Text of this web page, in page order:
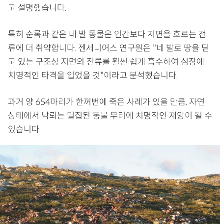
고 설명했습니다.
특히 순록과 같은 네 발 동물은 인간보다 지면을 흐르는 전
류에 더 취약합니다. 젠세니어스 연구원은 "네 발로 땅을 딛
고 있는 구조상 지면의 전류를 훨씬 쉽게 흡수하여 심장에
치명적인 타격을 입었을 것"이라고 분석했습니다.
과거 양 654마리가 한꺼번에 죽은 사례가 있을 만큼, 자연
상태에서 낙뢰는 밀집된 동물 무리에 치명적인 재앙이 될 수
있습니다.